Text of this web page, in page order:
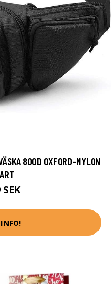
800D OXFORD-NYLON
INFO!